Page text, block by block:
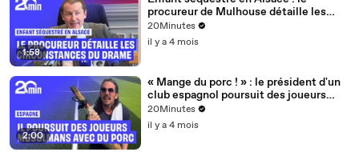
1:58
procureur de Mulhouse détaille les
circonstances du drame
20Minutes
il y a 4 mois
2:00
« Mange du porc ! » : le président d'un
club espagnol poursuit des joueurs
musulmans avec du jambon
20Minutes
il y a 4 mois